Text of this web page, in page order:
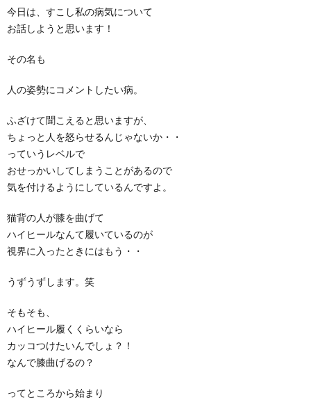
今日は、すこし私の病気について
お話しようと思います！
その名も
人の姿勢にコメントしたい病。
ふざけて聞こえると思いますが、
ちょっと人を怒らせるんじゃないか・・
っていうレベルで
おせっかいしてしまうことがあるので
気を付けるようにしているんですよ。
猫背の人が膝を曲げて
ハイヒールなんて履いているのが
視界に入ったときにはもう・・
うずうずします。笑
そもそも、
ハイヒール履くくらいなら
カッコつけたいんでしょ？！
なんで膝曲げるの？
ってところから始まり